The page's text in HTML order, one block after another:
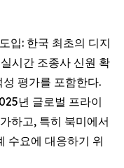
: 한국 최초의 디지
시간 조종사 신원 확
평가를 포함한다.
년 글로벌 프라이
하고, 특히 북미에서
수요에 대응하기 위